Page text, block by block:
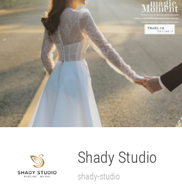
Shady Studio
shady-studio